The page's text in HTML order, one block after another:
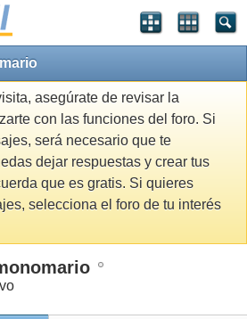
asegúrate de revisar la
con las funciones del foro. Si
será necesario que te
dejar respuestas y crear tus
que es gratis. Si quieres
selecciona el foro de tu interés